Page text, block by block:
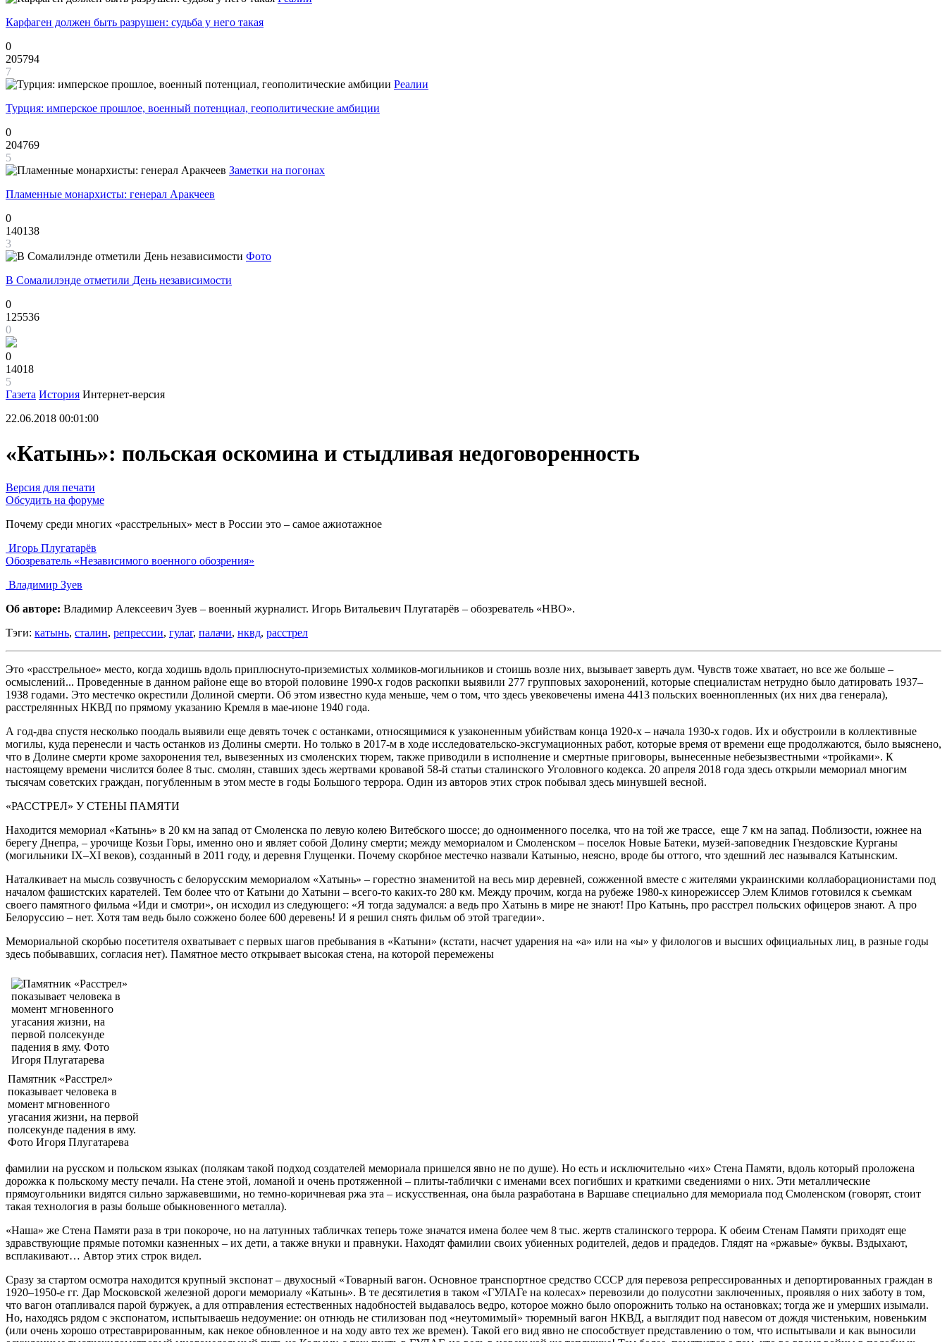
Карфаген должен быть разрушен: судьба у него такая
0
205794
7
Реалии
Турция: имперское прошлое, военный потенциал, геополитические амбиции
0
204769
5
Заметки на погонах
Пламенные монархисты: генерал Аракчеев
0
140138
3
Фото
В Сомалилэнде отметили День независимости
0
125536
0
0
14018
5
Газета История Интернет-версия
22.06.2018 00:01:00
«Катынь»: польская оскомина и стыдливая недоговоренность
Версия для печати
Обсудить на форуме
Почему среди многих «расстрельных» мест в России это – самое ажиотажное
Игорь Плугатарёв
Обозреватель «Независимого военного обозрения»
Владимир Зуев
Об авторе: Владимир Алексеевич Зуев – военный журналист. Игорь Витальевич Плугатарёв – обозреватель «НВО».
Тэги: катынь, сталин, репрессии, гулаг, палачи, нквд, расстрел
Это «расстрельное» место, когда ходишь вдоль приплюснуто-приземистых холмиков-могильников и стоишь возле них, вызывает заверть дум. Чувств тоже хватает, но все же больше –
осмыслений... Проведенные в данном районе еще во второй половине 1990-х годов раскопки выявили 277 групповых захоронений, которые специалистам нетрудно было датировать 1937–
1938 годами. Это местечко окрестили Долиной смерти. Об этом известно куда меньше, чем о том, что здесь увековечены имена 4413 польских военнопленных (их них два генерала),
расстрелянных НКВД по прямому указанию Кремля в мае-июне 1940 года.
А год-два спустя несколько поодаль выявили еще девять точек с останками, относящимися к узаконенным убийствам конца 1920-х – начала 1930-х годов. Их и обустроили в коллективные
могилы, куда перенесли и часть останков из Долины смерти. Но только в 2017-м в ходе исследовательско-эксгумационных работ, которые время от времени еще продолжаются, было выяснено,
что в Долине смерти кроме захоронения тел, вывезенных из смоленских тюрем, также приводили в исполнение и смертные приговоры, вынесенные небезызвестными «тройками». К
настоящему времени числится более 8 тыс. смолян, ставших здесь жертвами кровавой 58-й статьи сталинского Уголовного кодекса. 20 апреля 2018 года здесь открыли мемориал многим
тысячам советских граждан, погубленным в этом месте в годы Большого террора. Один из авторов этих строк побывал здесь минувшей весной.
«РАССТРЕЛ» У СТЕНЫ ПАМЯТИ
Находится мемориал «Катынь» в 20 км на запад от Смоленска по левую колею Витебского шоссе; до одноименного поселка, что на той же трассе, еще 7 км на запад. Поблизости, южнее на
берегу Днепра, – урочище Козьи Горы, именно оно и являет собой Долину смерти; между мемориалом и Смоленском – поселок Новые Батеки, музей-заповедник Гнездовские Курганы
(могильники IX–XI веков), созданный в 2011 году, и деревня Глущенки. Почему скорбное местечко назвали Катынью, неясно, вроде бы оттого, что здешний лес назывался Катынским.
Наталкивает на мысль созвучность с белорусским мемориалом «Хатынь» – горестно знаменитой на весь мир деревней, сожженной вместе с жителями украинскими коллаборационистами под
началом фашистских карателей. Тем более что от Катыни до Хатыни – всего-то каких-то 280 км. Между прочим, когда на рубеже 1980-х кинорежиссер Элем Климов готовился к съемкам
своего памятного фильма «Иди и смотри», он исходил из следующего: «Я тогда задумался: а ведь про Хатынь в мире не знают! Про Катынь, про расстрел польских офицеров знают. А про
Белоруссию – нет. Хотя там ведь было сожжено более 600 деревень! И я решил снять фильм об этой трагедии».
Мемориальной скорбью посетителя охватывает с первых шагов пребывания в «Катыни» (кстати, насчет ударения на «а» или на «ы» у филологов и высших официальных лиц, в разные годы
здесь побывавших, согласия нет). Памятное место открывает высокая стена, на которой перемежены
Памятник «Расстрел»
показывает человека в
момент мгновенного
угасания жизни, на первой
полсекунде падения в яму.
Фото Игоря Плугатарева
фамилии на русском и польском языках (полякам такой подход создателей мемориала пришелся явно не по душе). Но есть и исключительно «их» Стена Памяти, вдоль который проложена
дорожка к польскому месту печали. На стене этой, ломаной и очень протяженной – плиты-таблички с именами всех погибших и краткими сведениями о них. Эти металлические
прямоугольники видятся сильно заржавевшими, но темно-коричневая ржа эта – искусственная, она была разработана в Варшаве специально для мемориала под Смоленском (говорят, стоит
такая технология в разы больше обыкновенного металла).
«Наша» же Стена Памяти раза в три покороче, но на латунных табличках теперь тоже значатся имена более чем 8 тыс. жертв сталинского террора. К обеим Стенам Памяти приходят еще
здравствующие прямые потомки казненных – их дети, а также внуки и правнуки. Находят фамилии своих убиенных родителей, дедов и прадедов. Глядят на «ржавые» буквы. Вздыхают,
всплакивают… Автор этих строк видел.
Сразу за стартом осмотра находится крупный экспонат – двухосный «Товарный вагон. Основное транспортное средство СССР для перевоза репрессированных и депортированных граждан в
1920–1950-е гг. Дар Московской железной дороги мемориалу «Катынь». В те десятилетия в таком «ГУЛАГе на колесах» перевозили до полусотни заключенных, проявляя о них заботу в том,
что вагон отапливался парой буржуек, а для отправления естественных надобностей выдавалось ведро, которое можно было опорожнить только на остановках; тогда же и умерших изымали.
Но, находясь рядом с экспонатом, испытываешь недоумение: он отнюдь не стилизован под «неутомимый» тюремный вагон НКВД, а выглядит под навесом от дождя чистеньким, новеньким
(или очень хорошо отреставрированным, как некое обновленное и на ходу авто тех же времен). Такой его вид явно не способствует представлению о том, что испытывали и как выносили